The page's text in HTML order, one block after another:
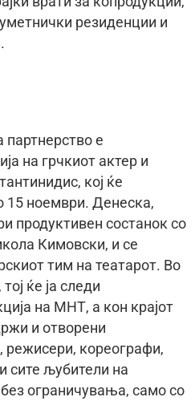
резиденции и
партнерство е
на грчкиот актер и
кој ќе
15 ноември. Денеска,
продуктивен состанок со
Кимовски, и се
тим на театарот. Во
ќе ја следи
на МНТ, а кон крајот
и отворени
режисери, кореографи,
сите љубители на
ограничувања, само со